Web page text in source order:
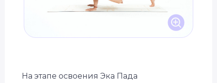
На этапе освоения Эка Пада